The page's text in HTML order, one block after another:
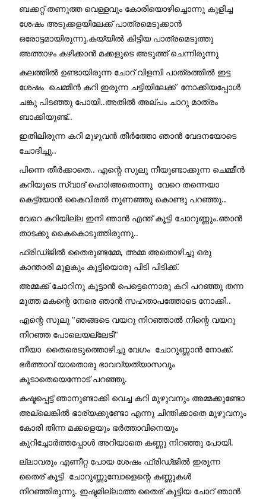
ബക്കറ്റ് തണുത്ത വെള്ളവും കോരിയൊഴിച്ചൊന്നു കുളിച്ച
ശേഷം അടുക്കളയിലേക്ക് പാത്രമെടുക്കാൻ
ഒരോട്ടമായിരുന്നു.കയ്യിൽ കിട്ടിയ പാത്രമെടുത്തു
അത്താഴം കഴിക്കാൻ മക്കളുടെ അടുത്ത് ചെന്നിരുന്നു
കലത്തിൽ ഉണ്ടായിരുന്ന ചോറ് വിളമ്പി പാത്രത്തിൽ ഇട്ട
ശേഷം  ചെമ്മീൻ കറി ഇരുന്ന ചട്ടിയിലേക്ക്  നോക്കിയപ്പോൾ
ചങ്കു പിടഞ്ഞു പോയി..അതിൽ അല്പം ചാറു മാത്രം
ബാക്കിയുണ്ട്..
ഇതിലിരുന്ന കറി മുഴുവൻ തീർത്തോ ഞാൻ വേദനയോടെ
ചോദിച്ചു..
പിന്നെ തീർക്കാതെ.. എന്റെ സുലു നീയുണ്ടാക്കുന്ന ചെമ്മീൻ
കറിയുടെ സ്വാദ് ഹൊ!അതൊന്നു  വേറെ തന്നെയാ
കെട്ട്യോൻ കൈവിരൽ നുണഞ്ഞു കൊണ്ടു പറഞ്ഞു..
വേറെ കറിയില്ല ഇനി ഞാൻ എന്ത്‌ കൂട്ടി ചോറുണ്ണും.ഞാൻ
താടക്കു കൈകൊടുത്തിരുന്നു..
ഫ്രിഡ്ജിൽ തൈരുണ്ടമ്മേ, അമ്മ അതൊഴിച്ചു ഒരു
കാന്താരി മുളകും കൂട്ടിയൊരു പിടി പിടിക്ക്.
അമ്മക്ക് ചോറിനു കൂട്ടാൻ പെട്ടെന്നൊരു കറി പറഞ്ഞു തന്ന
മൂത്ത മകന്റെ നേരെ ഞാൻ സഹതാപത്തോടെ നോക്കി..
എന്റെ സുലു "ഞങ്ങടെ വയറു നിറഞ്ഞാൽ നിന്റെ വയറു
നിറഞ്ഞ പോലെയല്ലേടി"
നീയാ  തൈരെടുത്തൊഴിച്ചു വേഗം  ചോറുണ്ണാൻ നോക്ക്.
ഭർത്താവ് യാതൊരു ഭാവവ്യത്യാസവും
കൂടാതെയെന്നോട് പറഞ്ഞു.
കഷ്ടപ്പെട്ട് ഞാനുണ്ടാക്കി വെച്ച കറി മുഴുവനും അമ്മക്കുണ്ടോ
അല്ലെങ്കിൽ ഭാര്യക്കുണ്ടോ എന്നു ചിന്തിക്കാതെ മുഴുവനും
കോരി തിന്ന മക്കളെയും ഭർത്താവിനെയും
കുറിച്ചോർത്തപ്പോൾ അറിയാതെ കണ്ണു നിറഞ്ഞു പോയി.
ല്ലാവരും എണീറ്റ പോയ ശേഷം ഫ്രിഡ്ജിൽ ഇരുന്ന
തൈര് കൂട്ടി  ചോറുണ്ണുമ്പോളെന്റെ കണ്ണുകൾ
നിറഞ്ഞിരുന്നു. ഇഷ്ടമില്ലാത്ത തൈര് കൂട്ടിയ ചോറ് ഞാൻ